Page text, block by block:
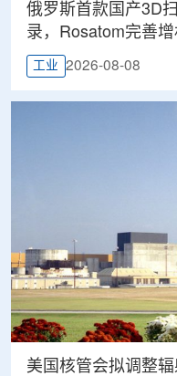
俄罗斯首款国产3D
录，Rosatom完善
工业 2026-08-08
美国核管会拟调整